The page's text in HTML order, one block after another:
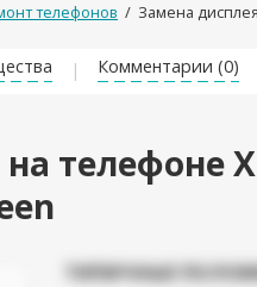
телефонов / Замена
Комментарии (0)
телефоне
ТИПИЧНЫЕ